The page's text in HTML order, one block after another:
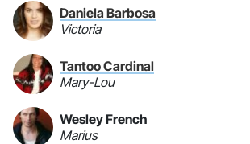
Daniela Barbosa
Victoria
Tantoo Cardinal
Mary-Lou
Wesley French
Marius